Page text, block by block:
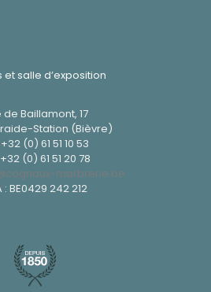
et salle d’exposition
de Baillamont, 17
Station (Bièvre)
+32 (0) 61 51 10 53
(0) 61 51 20 78
marbrerie.be
: BE0429 242 212